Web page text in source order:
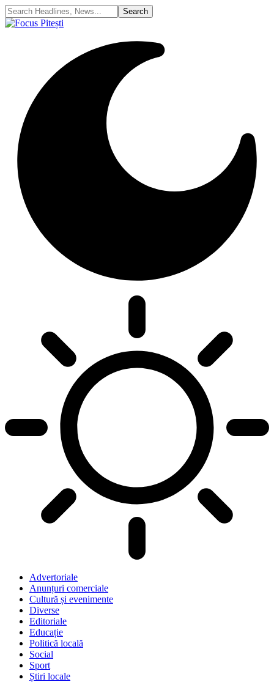
Advertoriale
Anunțuri comerciale
Cultură și evenimente
Diverse
Editoriale
Educație
Politică locală
Social
Sport
Știri locale